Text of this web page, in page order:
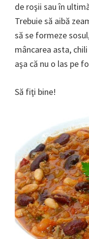
de roşii sau în
Trebuie să aibă
să se formeze
mâncarea asta,
aşa că nu o las pe
Să fiţi bine!